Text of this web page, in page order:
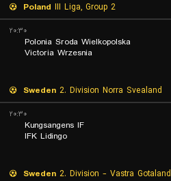
Poland III Liga, Group 2
۲۰:۳۰
Polonia Sroda Wielkopolska
Victoria Wrzesnia
Sweden 2. Division Norra Svealand
۲۰:۳۰
Kungsangens IF
IFK Lidingo
Sweden 2. Division - Vastra Gotaland